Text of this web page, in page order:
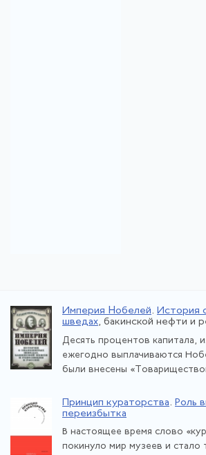
Империя Нобелей. История
шведах, бакинской нефти и
Десять процентов капитала,
ежегодно выплачиваются
были внесены
Принцип кураторства. Роль
переизбытка
В настоящее время слово
покинуло мир музеев и стало